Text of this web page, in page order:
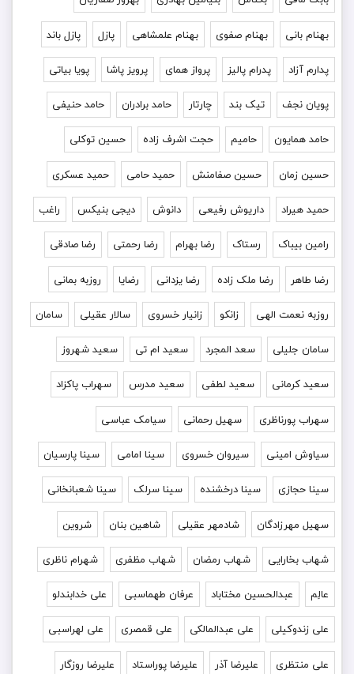
بهنام بانی بهنام صفوی بهنام علمشاهی پازل پازل باند
پدارم آزاد پدرام پالیز پرواز همای پرویز پاشا پویا بیاتی
پویان نجف تیک بند چارتار حامد برادران حامد حنیفی
حامد همایون حامیم حجت اشرف زاده حسین توکلی
حسین زمان حسین صفامنش حمید حامی حمید عسکری
حمید هیراد داریوش رفیعی دانوش دیجی بنیکس راغب
رامین بیباک رستاک رضا بهرام رضا رحمتی رضا صادقی
رضا طاهر رضا ملک زاده رضا یزدانی رضایا روزبه بمانى
روزبه نعمت الهی زانکو زانیار خسروی سالار عقیلی سامان
سامان جلیلی سعد المجرد سعید ام تی سعید شهروز
سعید کرمانی سعید لطفی سعید مدرس سهراب پاکزاد
سهراب پورناظری سهیل رحمانی سیامک عباسی
سیاوش امینی سیروان خسروی سینا امامی سینا پارسیان
سینا حجازی سینا درخشنده سینا سرلک سینا شعبانخانی
سهیل مهرزادگان شادمهر عقیلی شاهین بنان شروین
شهاب بخارایی شهاب رمضان شهاب مظفری شهرام ناظری
عالِم عبدالحسین مختاباد عرفان طهماسبی علی خدابندلو
علی زندوکیلی علی عبدالمالکی علی قمصری علی لهراسبی
علی منتظری علیرضا آذر علیرضا پوراستاد علیرضا روزگار